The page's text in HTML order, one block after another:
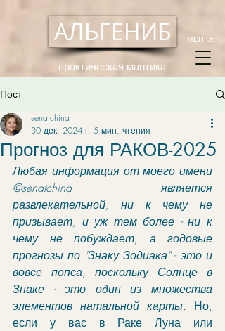
АЛЬГЕНИБ
практическая мантика
МЕНЮ:
Пост
Прогноз для РАКОВ-2025
senatchina
30 дек. 2024 г. 5 мин. чтения
Любая информация от моего имени
©senatchina является
развлекательной, ни к чему не
призывает, и уж тем более - ни к
чему не побуждает, а годовые
прогнозы по "Знаку Зодиака" - это и
вовсе попса, поскольку Солнце в
Знаке - это один из множества
элементов натальной карты. Но,
если у вас в Раке Луна или